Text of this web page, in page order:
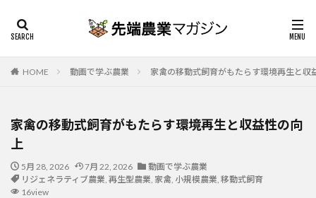
HOME 動画で学ぶ農業 家禽の移動式飼育がもたらす環境再生と収
家禽の移動式飼育がもたらす環境再生と収益性の向
上
5月 28, 2026 7月 22, 2026
動画で学ぶ農業
リジェネラティブ農業, 再生型農業, 家禽, 小規模農業, 移動式飼育
16view